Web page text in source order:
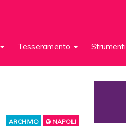
Tesseramento Strumenti
ARCHIVIO NAPOLI